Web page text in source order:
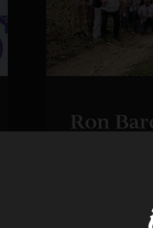
Ron
su